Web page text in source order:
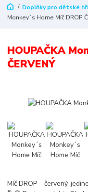
Doplňky pro dětské
Monkey´s Home Míč DROP
HOUPAČKA
ČERVENÝ
Míč DROP – červený,